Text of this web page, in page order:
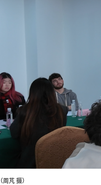
（周芃 摄）